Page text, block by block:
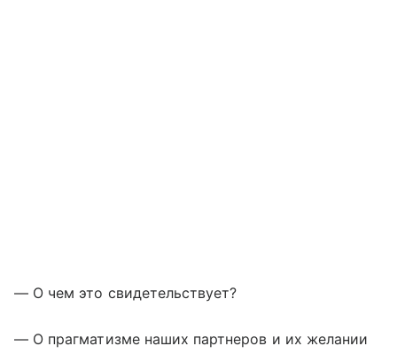
— О чем это свидетельствует?
— О прагматизме наших партнеров и их желании